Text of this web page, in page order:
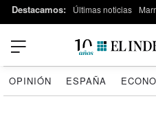
Destacamos: Últimas noticias
OPINIÓN ESPAÑA